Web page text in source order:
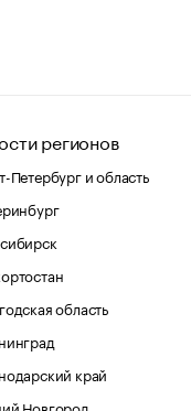
регионов
Петербург и область
область
край
Новгород